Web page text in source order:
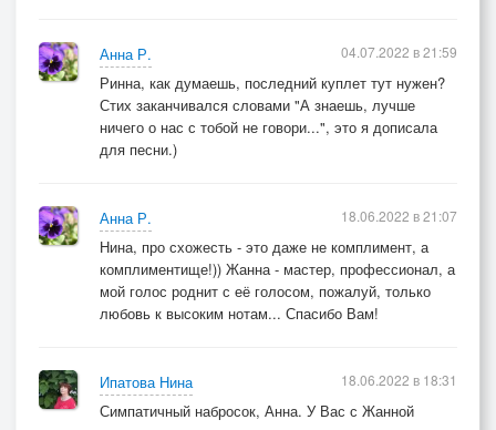
Анна Р.
Ринна, как думаешь, последний куплет тут нужен?
Стих заканчивался словами "А знаешь, лучше
ничего о нас с тобой не говори...", это я дописала
для песни.)
04.07.2022 в 21:59
Анна Р.
Нина, про схожесть - это даже не комплимент, а
комплиментище!)) Жанна - мастер, профессионал, а
мой голос роднит с её голосом, пожалуй, только
любовь к высоким нотам... Спасибо Вам!
18.06.2022 в 21:07
Ипатова Нина
Симпатичный набросок, Анна. У Вас с Жанной
18.06.2022 в 18:31